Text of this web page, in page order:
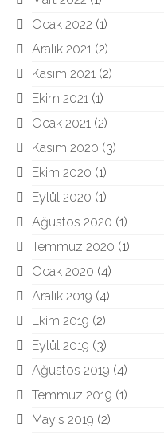
Ocak 2022 (1)
Aralık 2021 (2)
Kasım 2021 (2)
Ekim 2021 (1)
Ocak 2021 (2)
Kasım 2020 (3)
Ekim 2020 (1)
Eylül 2020 (1)
Ağustos 2020 (1)
Temmuz 2020 (1)
Ocak 2020 (4)
Aralık 2019 (4)
Ekim 2019 (2)
Eylül 2019 (3)
Ağustos 2019 (4)
Temmuz 2019 (1)
Mayıs 2019 (2)